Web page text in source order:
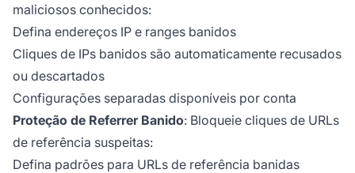
maliciosos conhecidos:
Defina endereços IP e ranges banidos
Cliques de IPs banidos são automaticamente recusados
ou descartados
Configurações separadas disponíveis por conta
Proteção de Referrer Banido: Bloqueie cliques de URLs
de referência suspeitas:
Defina padrões para URLs de referência banidas